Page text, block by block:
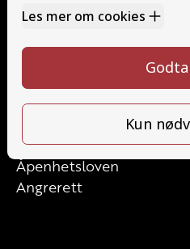
Kontakt
Priser
Elevside
Kontakt oss
Åpenhetsloven
Angrerett